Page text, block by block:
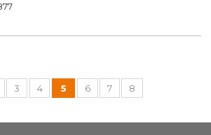
3 4 5 6 7 8